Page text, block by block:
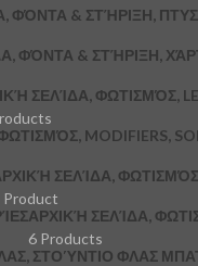
ΦΌΝΤΑ & ΣΤΉΡΙΞΗ,
ΦΌΝΤΑ & ΣΤΉΡΙΞΗ,
ΣΕΛΊΔΑ, ΦΩΤΙΣΜΌΣ,
MODIFIERS,
ΣΕΛΊΔΑ, ΦΩΤΙΣΜΌΣ,
Product
ΑΡΧΙΚΉ ΣΕΛΊΔΑ,
6 Products
ΣΤΟΎΝΤΙΟ ΦΛΑΣ